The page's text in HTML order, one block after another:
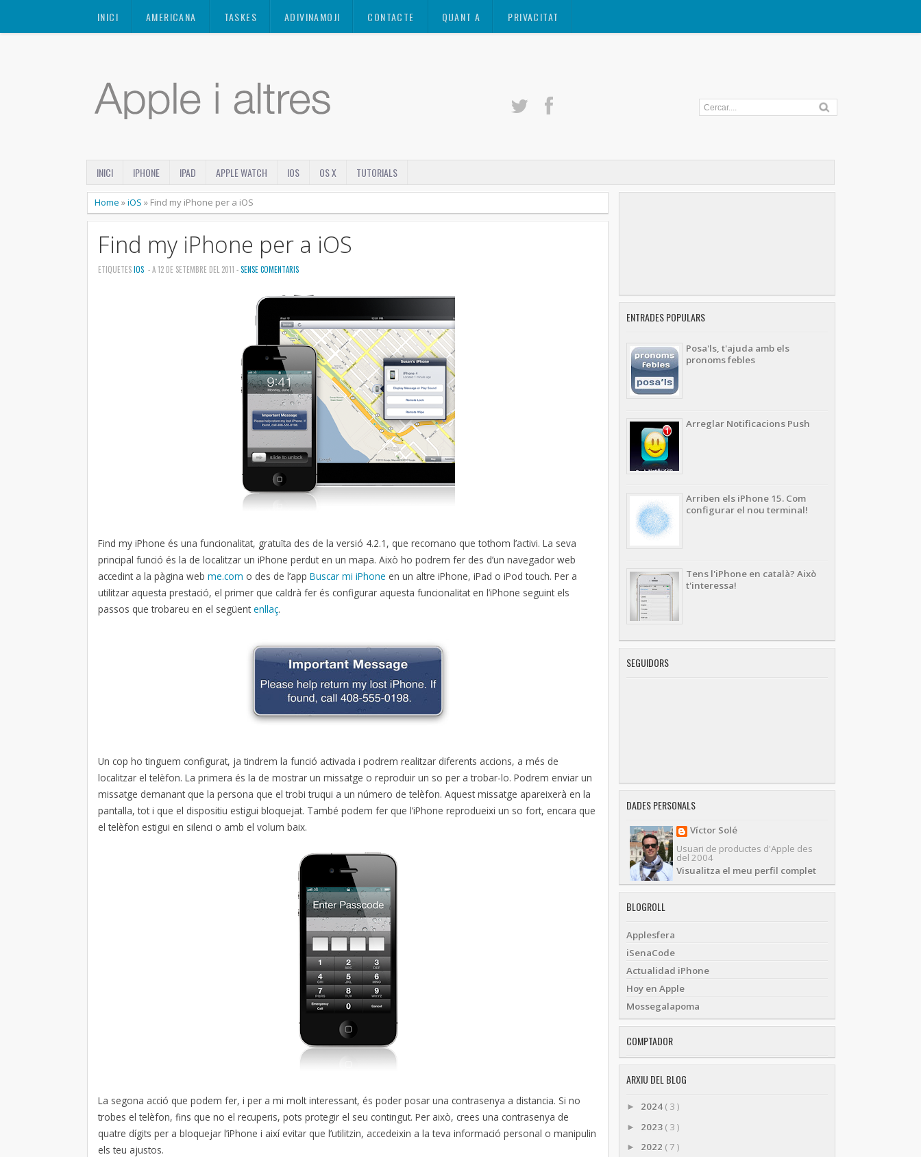
INICI AMERICANA TASKES ADIVINAMOJI CONTACTE QUANT A PRIVACITAT
INICI IPHONE IPAD APPLE WATCH IOS OS X TUTORIALS
Home »iOS » Find my iPhone per a iOS
Find my iPhone per a iOS
ETIQUETESIOS - A 12 DE SETEMBRE DEL 2011 -SENSE COMENTARIS
Find my iPhone és una funcionalitat, gratuïta des de la versió 4.2.1, que recomano que tothom l’activi. La seva
principal funció és la de localitzar un iPhone perdut en un mapa. Això ho podrem fer des d’un navegador web
accedint a la pàgina web me.com o des de l’app Buscar mi iPhone en un altre iPhone, iPad o iPod touch. Per a
utilitzar aquesta prestació, el primer que caldrà fer és configurar aquesta funcionalitat en l’iPhone seguint els
passos que trobareu en el següent enllaç.
Un cop ho tinguem configurat, ja tindrem la funció activada i podrem realitzar diferents accions, a més de
localitzar el telèfon. La primera és la de mostrar un missatge o reproduir un so per a trobar-lo. Podrem enviar un
missatge demanant que la persona que el trobi truqui a un número de telèfon. Aquest missatge apareixerà en la
pantalla, tot i que el dispositiu estigui bloquejat. També podem fer que l’iPhone reprodueixi un so fort, encara que
el telèfon estigui en silenci o amb el volum baix.
La segona acció que podem fer, i per a mi molt interessant, és poder posar una contrasenya a distancia. Si no
trobes el telèfon, fins que no el recuperis, pots protegir el seu contingut. Per això, crees una contrasenya de
quatre dígits per a bloquejar l’iPhone i així evitar que l’utilitzin, accedeixin a la teva informació personal o manipulin
els teu ajustos.
ENTRADES POPULARS
Posa'ls, t'ajuda amb els
pronoms febles
Arreglar Notificacions Push
Arriben els iPhone 15. Com
configurar el nou terminal!
Tens l'iPhone en català? Això
t'interessa!
SEGUIDORS
DADES PERSONALS
Víctor Solé
Usuari de productes d'Apple des
del 2004
Visualitza el meu perfil complet
BLOGROLL
Applesfera
iSenaCode
Actualidad iPhone
Hoy en Apple
Mossegalapoma
COMPTADOR
ARXIU DEL BLOG
► 2024 ( 3 )
► 2023 ( 3 )
► 2022 ( 7 )